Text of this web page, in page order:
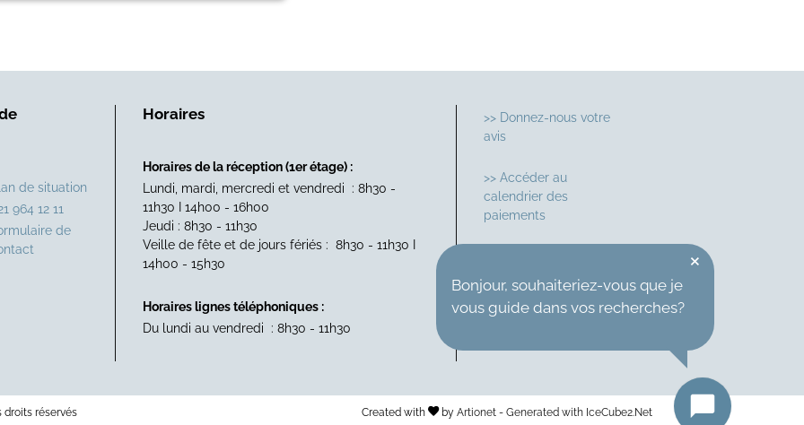
de situation
964 12 11
de
Horaires
Horaires de la réception (1er étage) :
Lundi, mardi, mercredi et vendredi : 8h30 -
11h30 I 14h00 - 16h00
Jeudi : 8h30 - 11h30
Veille de fête et de jours fériés : 8h30 - 11h30 I
14h00 - 15h30
Horaires lignes téléphoniques :
Du lundi au vendredi : 8h30 - 11h30
>> Donnez-nous votre
avis
>> Accéder au
calendrier des
paiements
droits réservés Created with by Artionet- Generated with IceCube2.Net
Bonjour, souhaiteriez-vous que je
vous guide dans vos recherches?
×